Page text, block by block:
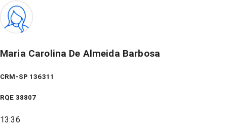
Maria Carolina De Almeida Barbosa
CRM-SP 136311
RQE 38807
13:36